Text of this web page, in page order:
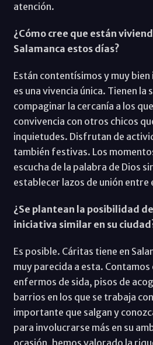
atención.
¿Cómo cree que están
Salamanca estos días?
Están contentísimos y muy
es una vivencia única. Tienen la
compaginar la cercanía a los
convivencia con otros chicos
inquietudes. Disfrutan de
también festivas. Los
escucha de la palabra de Dios
establecer lazos de unión entre
¿Se plantean la posibilidad
iniciativa similar en su
Es posible. Cáritas tiene en
muy parecida a esta. Contamos
enfermos de sida, pisos de
barrios en los que se trabaja
importante que salgan y
para involucrarse más en su